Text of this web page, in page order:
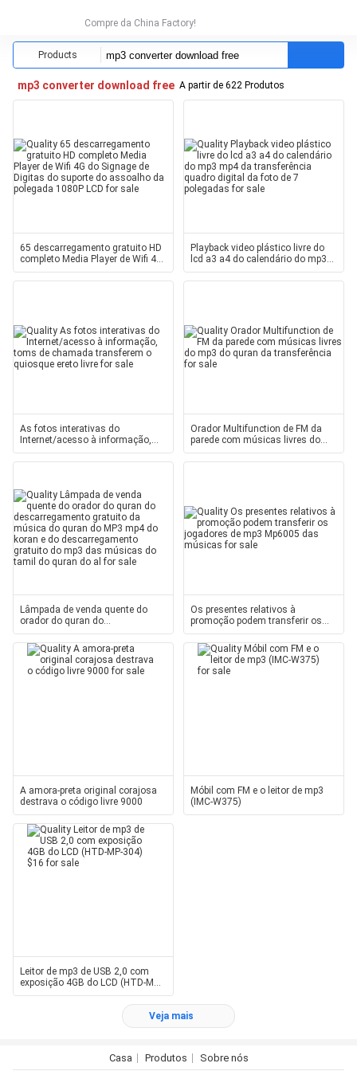
Compre da China Factory!
Products
mp3 converter download free A partir de 622 Produtos
65 descarregamento gratuito HD
completo Media Player de Wifi 4G
do Signage de Digitas do suporte
do assoalho da polegada 1080P
Playback video plástico livre do
lcd a3 a4 do calendário do mp3
mp4 da transferência quadro
digital da foto de 7 polegadas
As fotos interativas do
Internet/acesso à informação,
toms de chamada transferem o
quiosque ereto livre
Orador Multifunction de FM da
parede com músicas livres do
mp3 do quran da transferência
Lâmpada de venda quente do
orador do quran do
descarregamento gratuito da
música do quran do MP3 mp4 do
koran e do descarregamento
gratuito do mp3 das músicas do
tamil do quran do al
Os presentes relativos à
promoção podem transferir os
jogadores de mp3 Mp6005 das
músicas
A amora-preta original corajosa
destrava o código livre 9000
Móbil com FM e o leitor de mp3
(IMC-W375)
Leitor de mp3 de USB 2,0 com
exposição 4GB do LCD (HTD-MP-
304) $16
Veja mais
Casa Produtos Sobre nós